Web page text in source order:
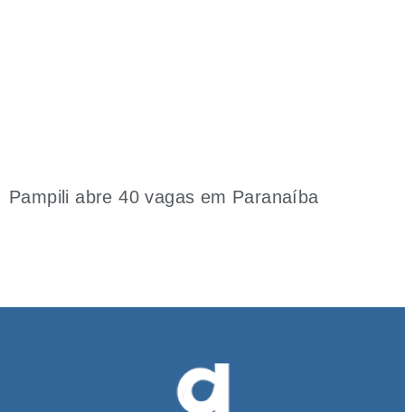
Pampili abre 40 vagas em Paranaíba